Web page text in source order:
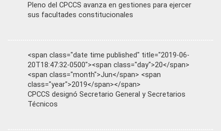
Pleno del CPCCS avanza en gestiones para ejercer
sus facultades constitucionales
<span class="date time published" title="2019-06-
20T18:47:32-0500"><span class="day">20</span>
<span class="month">Jun</span> <span
class="year">2019</span></span>
CPCCS designó Secretario General y Secretarios
Técnicos